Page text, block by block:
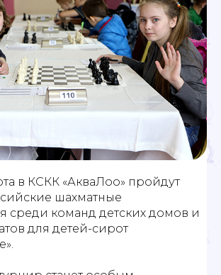
в КСКК «АкваЛоо» пройдут
шахматные
среди команд детских домов и
для детей-сирот